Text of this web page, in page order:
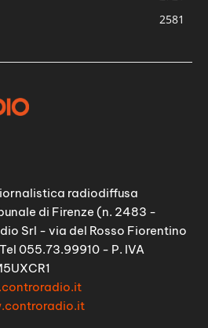
2581
radiodiffusa
di Firenze (n. 2483 -
Srl - via del Rosso Fiorentino
055.73.99910 - P. IVA